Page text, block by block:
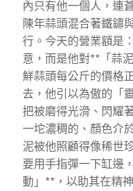
內只有他一個人，連
陳年蒜頭混合著鐵鏽
行。今天的營業額是
意，而是他對**「蒜
鮮蒜頭每公斤的價格
去，他引以為傲的「
把被磨得光滑、閃耀
一坨濃稠的、顏色介
泥被他照顧得像稀世
要用手指彈一下缸邊
動」**，以助其在精